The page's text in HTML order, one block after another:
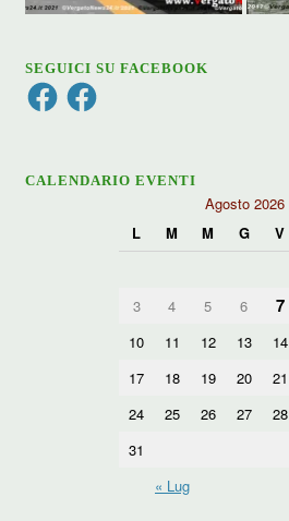
SEGUICI SU FACEBOOK
FacebookFacebook
CALENDARIO EVENTI
Agosto 2026
L
M M G V
3
4 5 6 7
10
11 12 13 14
17
18 19 20 21
24
25 26 27 28
31
« Lug